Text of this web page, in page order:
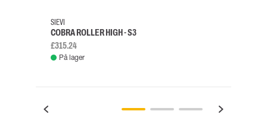
SIEVI
COBRA ROLLER HIGH - S3
£315.24
På lager